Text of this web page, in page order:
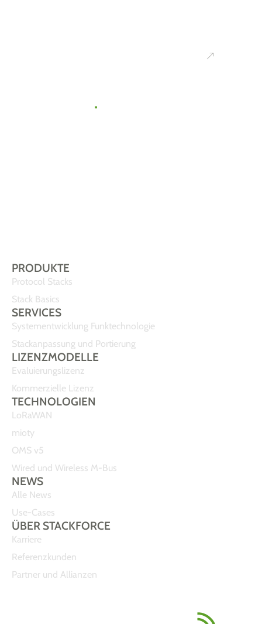
.
PRODUKTE
Protocol Stacks
Stack Basics
SERVICES
Systementwicklung Funktechnologie
Stackanpassung und Portierung
LIZENZMODELLE
Evaluierungslizenz
Kommerzielle Lizenz
TECHNOLOGIEN
LoRaWAN
mioty
OMS v5
Wired und Wireless M-Bus
NEWS
Alle News
Use-Cases
ÜBER STACKFORCE
Karriere
Referenzkunden
Partner und Allianzen